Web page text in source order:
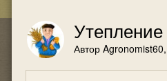
Автор Agronomist60,